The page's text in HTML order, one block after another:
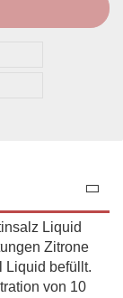
Liquid
Zitrone
Liquid befüllt.
von 10